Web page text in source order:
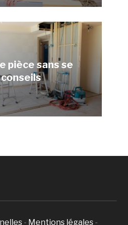
pièce sans se
- Mentions légales -